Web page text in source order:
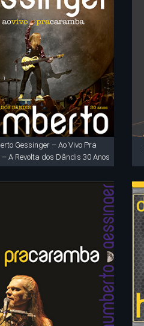
Gessinger – Ao Vivo Pra
A Revolta dos Dândis 30 Anos